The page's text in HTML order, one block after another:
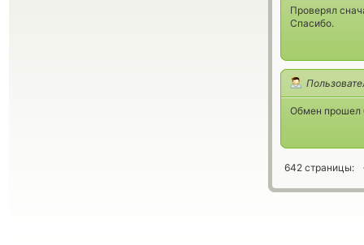
Проверял
Спасибо.
Обмен прошел
642 страницы: